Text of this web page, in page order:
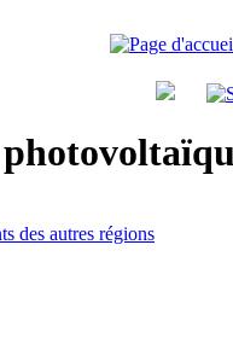
des autres régions